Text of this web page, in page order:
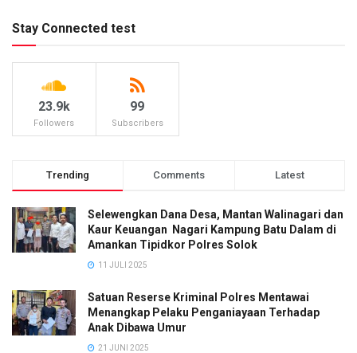
Stay Connected test
23.9k
Followers
99
Subscribers
Trending Comments Latest
Selewengkan Dana Desa, Mantan Walinagari dan
Kaur Keuangan Nagari Kampung Batu Dalam di
Amankan Tipidkor Polres Solok
11 JULI 2025
Satuan Reserse Kriminal Polres Mentawai
Menangkap Pelaku Penganiayaan Terhadap
Anak Dibawa Umur
21 JUNI 2025